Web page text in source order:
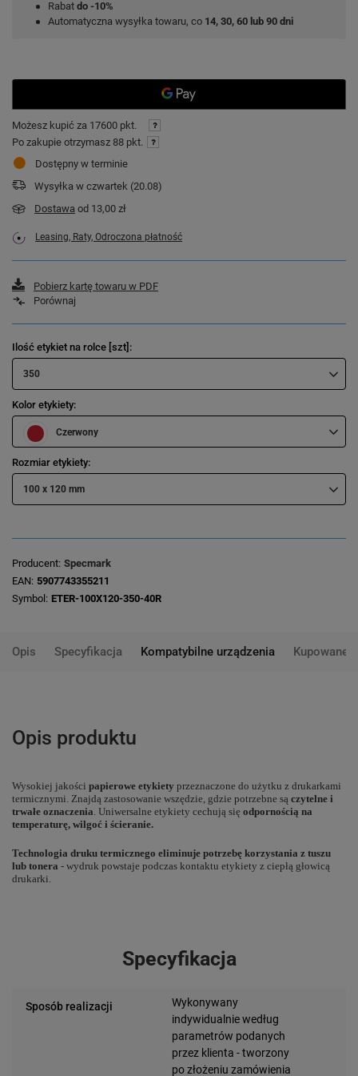
Rabat do -10%
Automatyczna wysyłka towaru, co 14, 30, 60 lub 90 dni
Możesz kupić za 17600 pkt.
Po zakupie otrzymasz 88 pkt.
Dostępny w terminie
Wysyłka w czwartek (20.08)
Dostawa od 13,00 zł
Leasing, Raty, Odroczona płatność
Pobierz kartę towaru w PDF
Porównaj
Ilość etykiet na rolce [szt]
350
Kolor etykiety
Czerwony
Rozmiar etykiety
100 x 120 mm
Producent Specmark
EAN 5907743355211
Symbol ETER-100X120-350-40R
Opis Specyfikacja Kompatybilne urządzenia Kupowane
Opis produktu
Wysokiej jakości papierowe etykiety przeznaczone do użytku z drukarkami
termicznymi. Znajdą zastosowanie wszędzie, gdzie potrzebne są czytelne i
trwałe oznaczenia . Uniwersalne etykiety cechują się odpornością na
temperaturę, wilgoć i ścieranie.
Technologia druku termicznego eliminuje potrzebę korzystania z tuszu
lub tonera - wydruk powstaje podczas kontaktu etykiety z ciepłą głowicą
drukarki.
Specyfikacja
Sposób realizacji
Wykonywany
indywidualnie według
parametrów podanych
przez klienta - tworzony
po złożeniu zamówienia